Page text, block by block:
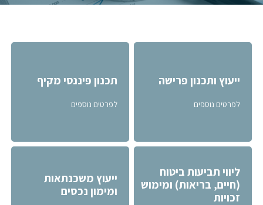
ייעוץ ותכנון פרישה
לפרטים נוספים
תכנון פיננסי מקיף
לפרטים נוספים
ליווי תביעות ביטוח
(חיים, בריאות) ומימוש
זכויות
ייעוץ משכנתאות
ומימון נכסים